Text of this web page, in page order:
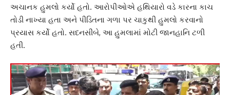
અચાનક હુમલો કર્યો હતો. આરોપીઓએ હથિયારો વડે કારના કાચ
તોડી નાખ્યા હતા અને પીડિતના ગળા પર ચાકુથી હુમલો કરવાનો
પ્રયાસ કર્યો હતો. સદનસીબે, આ હુમલામાં મોટી જાનહાનિ ટળી
હતી.
વિડિયો
પ્લેયર